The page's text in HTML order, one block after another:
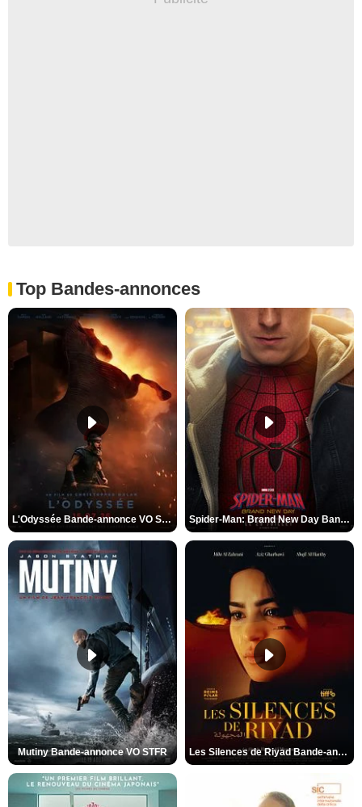
Top Bandes-annonces
L'Odyssée Bande-annonce VO STFR Spider-Man: Brand New Day Bande-annonce VO STFR
Mutiny Bande-annonce VO STFR Les Silences de Riyad Bande-annonce VO STFR